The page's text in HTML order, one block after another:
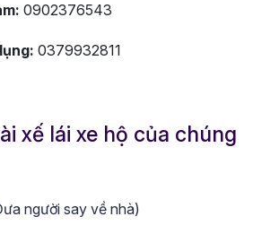
0902376543
0379932811
xế lái xe hộ của chúng
người say về nhà)